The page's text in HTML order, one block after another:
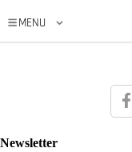
Newsletter